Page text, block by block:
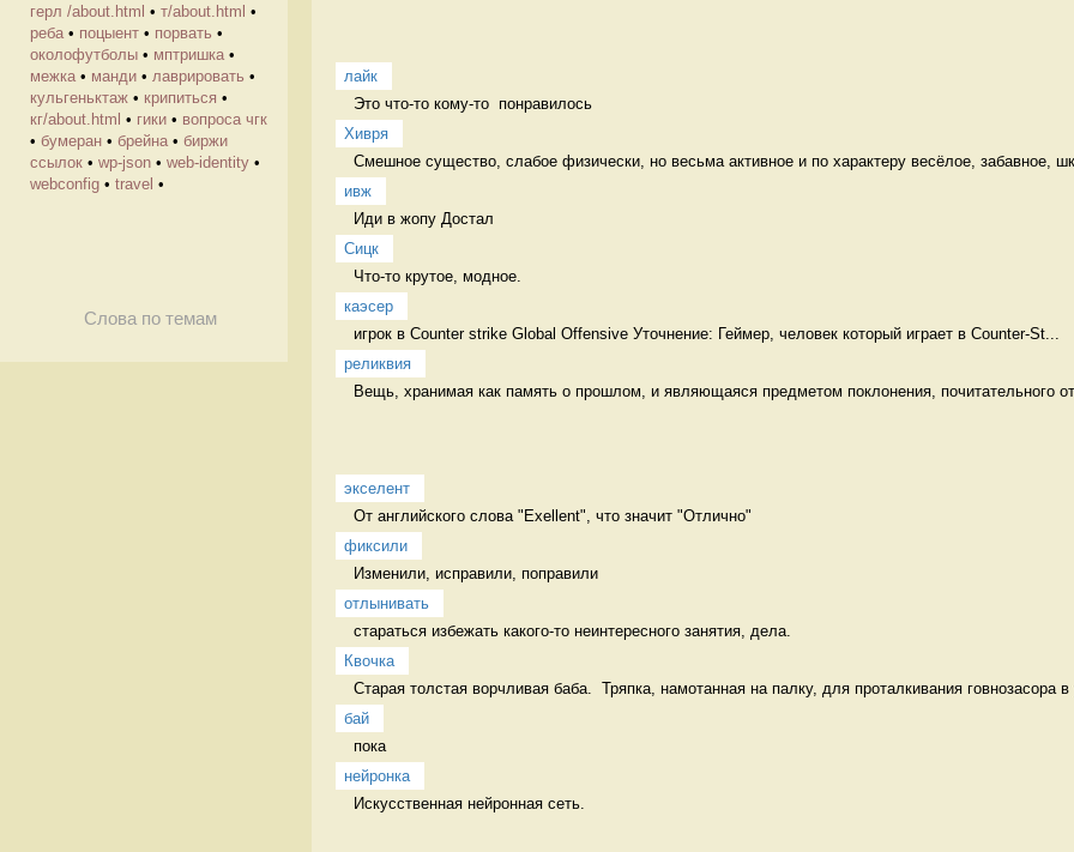
герл /about.html • т/about.html •
реба • поцыент • порвать •
околофутболы • мптришка •
межка • манди • лаврировать •
кульгеньктаж • крипиться •
кг/about.html • гики • вопроса чгк
• бумеран • брейна • биржи
ссылок • wp-json • web-identity •
webconfig • travel •
Слова по темам
лайк
Это что-то кому-то  понравилось
Хивря
Смешное существо, слабое физически, но весьма активное и по характеру весёлое, забавное,
ивж
Иди в жопу Достал
Сицк
Что-то крутое, модное.
каэсер
игрок в Counter strike Global Offensive Уточнение: Геймер, человек который играет в Counter-St...
реликвия
Вещь, хранимая как память о прошлом, и являющаяся предметом поклонения, почитательного
экселент
От английского слова "Exellent", что значит "Отлично"
фиксили
Изменили, исправили, поправили
отлынивать
стараться избежать какого-то неинтересного занятия, дела.
Квочка
Старая толстая ворчливая баба.  Тряпка, намотанная на палку, для проталкивания говнозасора в
бай
пока
нейронка
Искусственная нейронная сеть.